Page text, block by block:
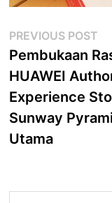
Post
navigation
PREVIOUS POST
Pembukaan
HUAWEI
Experience
Sunway
Utama